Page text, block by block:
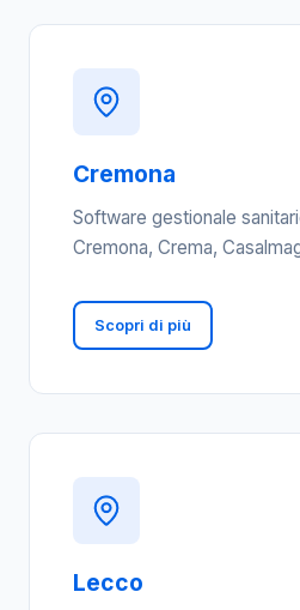
Cremona
Software gestionale
Cremona, Crema,
Scopri di più
Lecco